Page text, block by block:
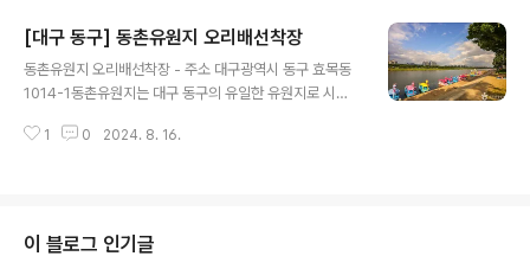
강 정구문하에서 사사하여 학행과 효우로 스승에게 인정받
았으며, 임진왜란과 정유재란 때 의병대장으로 활동하였
다. 1755년(영조 31)에 유시번, 1764년에 정호인을 추가
1868년(고종 5)에 대원군의 서원철폐령으로 훼철되었으
[대구 동구] 동촌유원지 오리배선착장
동촌유원지 오리배선착장 - 주소 대구광역시 동구 효목동
1014-1동촌유원지는 대구 동구의 유일한 유원지로 시민
설, 영남 제1관, 자전거 경기장, 실내 롤러 스케이트장 등 다
으며, 특히 밤이면 조명을 밝혀 대구에서도 야경 명소로 입
소문이 나고 있다. 이런 금호강 동촌유원지를 즐기는 또 다
1 0 2024. 8. 16.
이 블로그 인기글